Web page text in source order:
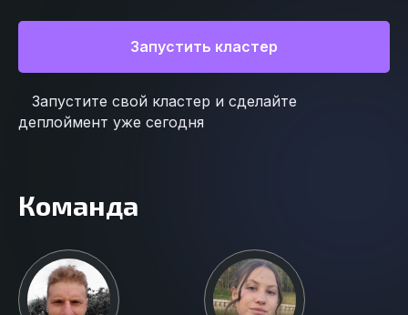
Запустить кластер
Запустите свой кластер и сделайте
деплоймент уже сегодня
Команда